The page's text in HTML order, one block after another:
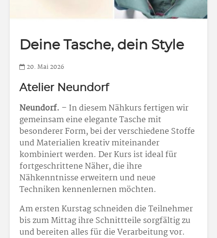
Deine Tasche, dein Style
20. Mai 2026
Atelier Neundorf
Neundorf. – In diesem Nähkurs fertigen wir
gemeinsam eine elegante Tasche mit
besonderer Form, bei der verschiedene Stoffe
und Materialien kreativ miteinander
kombiniert werden. Der Kurs ist ideal für
fortgeschrittene Näher, die ihre
Nähkenntnisse erweitern und neue
Techniken kennenlernen möchten.
Am ersten Kurstag schneiden die Teilnehmer
bis zum Mittag ihre Schnittteile sorgfältig zu
und bereiten alles für die Verarbeitung vor.